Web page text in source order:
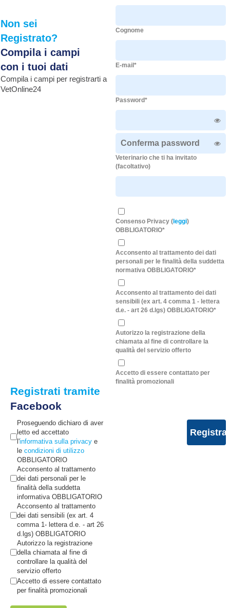
Non sei
Registrato?
Compila i campi
con i tuoi dati
Compila i campi per registrarti a
VetOnline24
Cognome
E-mail*
Password*
Veterinario che ti ha invitato
(facoltativo)
Consenso Privacy (leggi)
OBBLIGATORIO*
Acconsento al trattamento dei dati
personali per le finalità della suddetta
normativa OBBLIGATORIO*
Acconsento al trattamento dei dati
sensibili (ex art. 4 comma 1 - lettera
d.e. - art 26 d.lgs) OBBLIGATORIO*
Autorizzo la registrazione della
chiamata al fine di controllare la
qualità del servizio offerto
Accetto di essere contattato per
finalità promozionali
Registrati tramite
Facebook
Proseguendo dichiaro di aver
letto ed accettato
l'informativa sulla privacy e
le condizioni di utilizzo
OBBLIGATORIO
Acconsento al trattamento
dei dati personali per le
finalità della suddetta
informativa OBBLIGATORIO
Acconsento al trattamento
dei dati sensibili (ex art. 4
comma 1- lettera d.e. - art 26
d.lgs) OBBLIGATORIO
Autorizzo la registrazione
della chiamata al fine di
controllare la qualità del
servizio offerto
Accetto di essere contattato
per finalità promozionali